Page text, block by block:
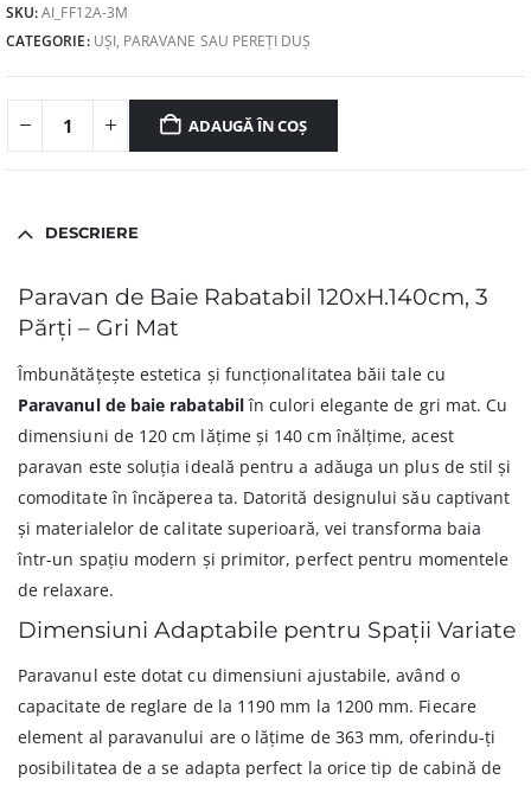
SKU:AI_FF12A-3M
CATEGORIE: UȘI, PARAVANE SAU PEREȚI DUȘ
ADAUGĂ ÎN COȘ
DESCRIERE
Paravan de Baie Rabatabil 120xH.140cm, 3
Părți – Gri Mat
Îmbunătățește estetica și funcționalitatea băii tale cu
Paravanul de baie rabatabilîn culori elegante de gri mat. Cu
dimensiuni de 120 cm lățime și 140 cm înălțime, acest
paravan este soluția ideală pentru a adăuga un plus de stil și
comoditate în încăperea ta. Datorită designului său captivant
și materialelor de calitate superioară, vei transforma baia
într-un spațiu modern și primitor, perfect pentru momentele
de relaxare.
Dimensiuni Adaptabile pentru Spații Variate
Paravanul este dotat cu dimensiuni ajustabile, având o
capacitate de reglare de la 1190 mm la 1200 mm. Fiecare
element al paravanului are o lățime de 363 mm, oferindu-ți
posibilitatea de a se adapta perfect la orice tip de cabină de